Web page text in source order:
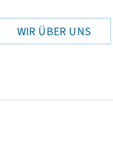
WIR ÜBER UNS